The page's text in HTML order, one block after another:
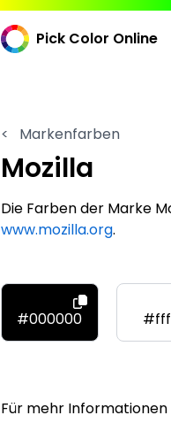
Pick Color Online
< Markenfarben
Mozilla
Die Farben der Marke
www.mozilla.org.
#000000
Für mehr Informationen